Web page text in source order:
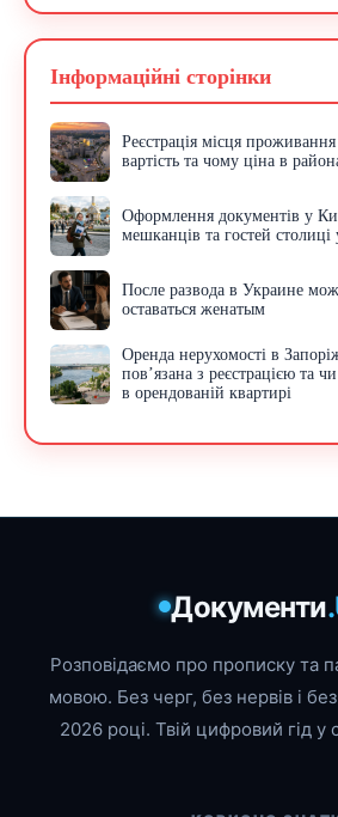
Інформаційні сторінки
Реєстрація місця
вартість та чому ціна в
Оформлення документів у
мешканців та гостей столиці
После развода в Украине
оставаться женатым
Оренда нерухомості в
пов’язана з реєстрацією та
в орендованій квартирі
Документи
Розповідаємо про прописку та
мовою. Без черг, без нервів і
2026 році. Твій цифровий гід у